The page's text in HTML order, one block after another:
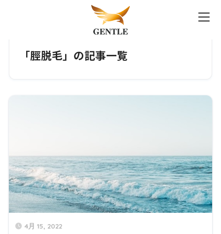
「脛脱毛」の記事一覧
4月 15, 2022